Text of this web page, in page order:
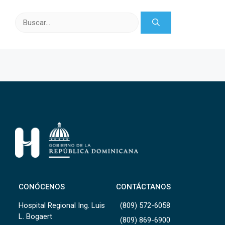
CONÓCENOS
Hospital Regional Ing. Luis
L. Bogaert
CONTÁCTANOS
(809) 572-6058
(809) 869-6900